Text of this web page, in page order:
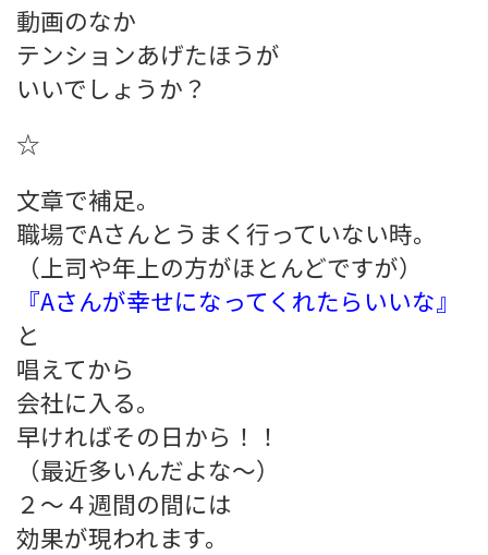
動画のなか
テンションあげたほうが
いいでしょうか？
☆
文章で補足。
職場でAさんとうまく行っていない時。
（上司や年上の方がほとんどですが）
『Aさんが幸せになってくれたらいいな』
と
唱えてから
会社に入る。
早ければその日から！！
（最近多いんだよな～）
２～４週間の間には
効果が現われます。